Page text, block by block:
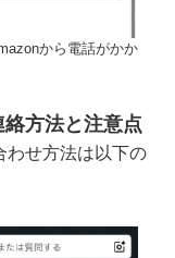
から電話がかか
方法と注意点
わせ方法は以下の